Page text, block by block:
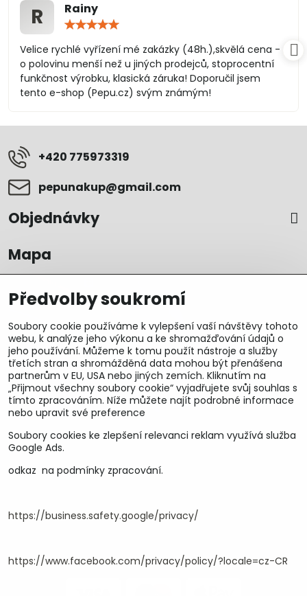
R Rainy
/
5
Velice rychlé vyřízení mé zakázky (48h.),skvělá cena -
o polovinu menší než u jiných prodejců, stoprocentní
funkčnost výrobku, klasická záruka! Doporučil jsem
tento e-shop (Pepu.cz) svým známým!
+420 775973319
pepunakup​@gmail​.com
Objednávky
Mapa
U&M parts s.r.o.
U Zastávky 150, Horní Staré Město
DIČ CZ25930184
Předvolby soukromí
Soubory cookie používáme k vylepšení vaší návštěvy tohoto
webu, k analýze jeho výkonu a ke shromažďování údajů o
jeho používání. Můžeme k tomu použít nástroje a služby
třetích stran a shromážděná data mohou být přenášena
partnerům v EU, USA nebo jiných zemích. Kliknutím na
„Přijmout všechny soubory cookie“ vyjadřujete svůj souhlas s
tímto zpracováním. Níže můžete najít podrobné informace
nebo upravit své preference
Soubory cookies ke zlepšení relevanci reklam využívá služba
Google Ads.
odkaz na podmínky zpracování.
https://business.safety.google/privacy/
https://www.facebook.com/privacy/policy/?locale=cz-CR